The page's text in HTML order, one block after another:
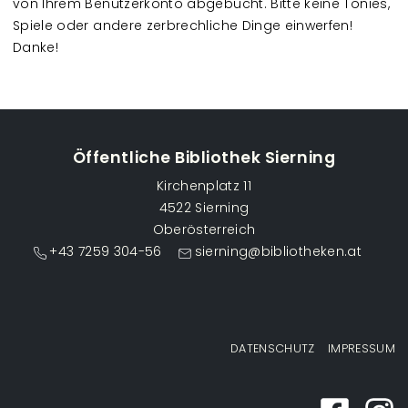
von Ihrem Benutzerkonto abgebucht. Bitte keine Tonies,
Spiele oder andere zerbrechliche Dinge einwerfen!
Danke!
Öffentliche Bibliothek Sierning
Kirchenplatz 11
4522 Sierning
Oberösterreich
+43 7259 304-56
sierning@bibliotheken.at
DATENSCHUTZ IMPRESSUM